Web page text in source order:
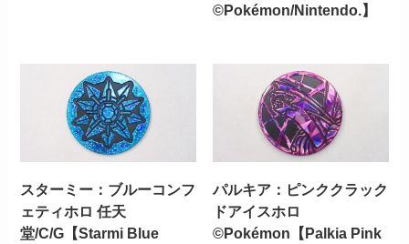
©Pokémon/Nintendo.】
スターミー：ブルーコンフ
ェティホロ 任天
堂/C/G【Starmi Blue
パルキア：ピンククラック
ドアイスホロ
©Pokémon【Palkia Pink